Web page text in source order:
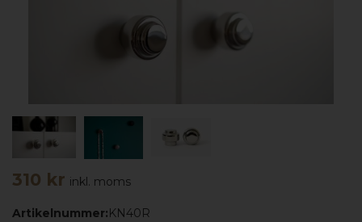
310 kr inkl. moms
Artikelnummer:KN40R